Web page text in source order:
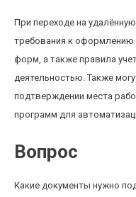
При переходе на
требования к оформлению
форм, а также правила
деятельностью. Также
подтверждении места
программ для
Вопрос
Какие документы нужно